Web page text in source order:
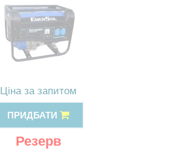
Ціна за запитом
ПРИДБАТИ
Резерв